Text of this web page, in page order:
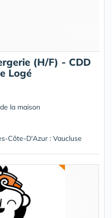
(H/F) - CDD
Logé
la maison
Côte-D'Azur : Vaucluse